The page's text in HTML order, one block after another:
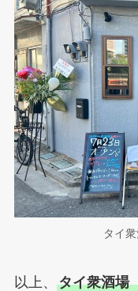
タイ
以上、 タイ衆酒場